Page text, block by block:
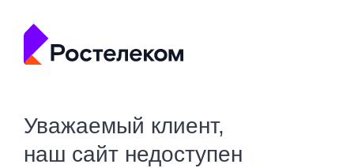
Уважаемый клиент,
наш сайт недоступен